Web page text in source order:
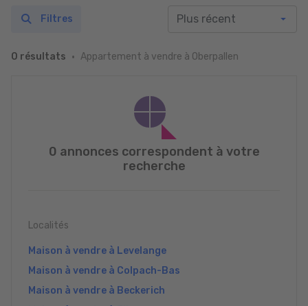
0 résultats Appartement à vendre à Oberpallen
Filtres
0 annonces correspondent à votre
recherche
Localités
Maison à vendre à Levelange
Maison à vendre à Colpach-Bas
Maison à vendre à Beckerich